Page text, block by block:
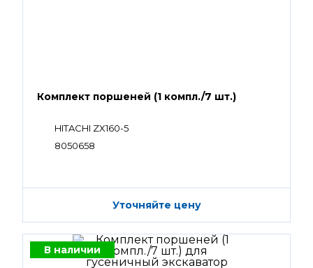
Комплект поршеней (1 компл./7 шт.)
HITACHI ZX160-5
8050658
Уточняйте цену
В наличии